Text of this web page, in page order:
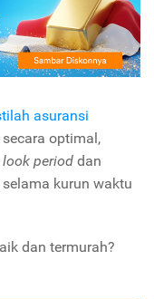
asuransi
optimal,
look period dan
kurun waktu
dan termurah?